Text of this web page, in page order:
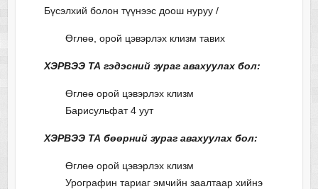
Бүсэлхий болон түүнээс доош нуруу /
Өглөө, орой цэвэрлэх клизм тавих
ХЭРВЭЭ ТА гэдэсний зураг авахуулах бол:
Өглөө орой цэвэрлэх клизм
Барисульфат 4 уут
ХЭРВЭЭ ТА бөөрний зураг авахуулах бол:
Өглөө орой цэвэрлэх клизм
Урографин тариаг эмчийн заалтаар хийнэ